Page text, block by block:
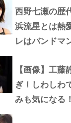
西野七瀬の歴
浜流星とは熱
レはバンドマ
【画像】工藤
ぎ！しわしわ
みも気になる！